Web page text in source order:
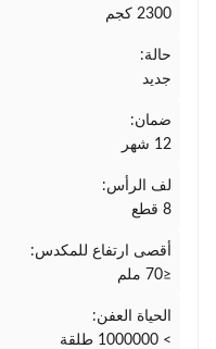
2300 كجم
حالة:
جديد
ضمان:
12 شهر
لف الرأس:
8 قطع
أقصى ارتفاع للمكدس:
≤70 ملم
الحياة العفن:
> 1000000 طلقة